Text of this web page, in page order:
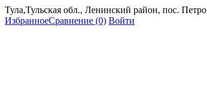
Тула,Тульская обл., Ленинский район, пос.
ИзбранноеСравнение (0) Войти